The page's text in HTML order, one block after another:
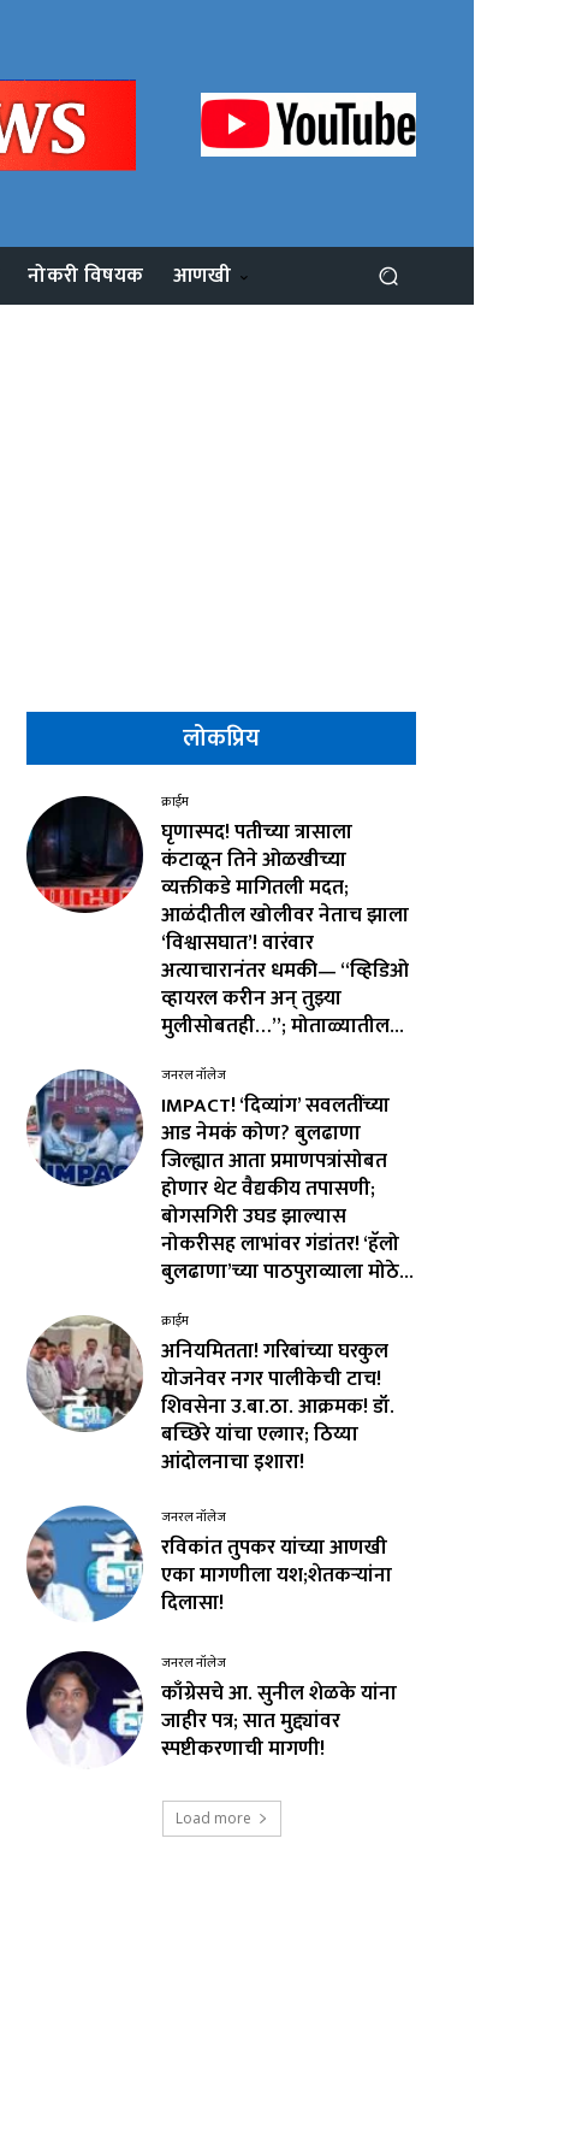
नोकरी विषयक आणखी
लोकप्रिय
क्राईम
घृणास्पद! पतीच्या त्रासाला
कंटाळून तिने ओळखीच्या
व्यक्तीकडे मागितली मदत;
आळंदीतील खोलीवर नेताच झाला
‘विश्वासघात’! वारंवार
अत्याचारानंतर धमकी— “व्हिडिओ
व्हायरल करीन अन् तुझ्या
मुलीसोबतही…”; मोताळ्यातील...
जनरल नॉलेज
IMPACT! ‘दिव्यांग’ सवलतींच्या
आड नेमकं कोण? बुलढाणा
जिल्ह्यात आता प्रमाणपत्रांसोबत
होणार थेट वैद्यकीय तपासणी;
बोगसगिरी उघड झाल्यास
नोकरीसह लाभांवर गंडांतर! ‘हॅलो
बुलढाणा’च्या पाठपुराव्याला मोठे...
क्राईम
अनियमितता! गरिबांच्या घरकुल
योजनेवर नगर पालीकेची टाच!
शिवसेना उ.बा.ठा. आक्रमक! डॉ.
बच्छिरे यांचा एल्गार; ठिय्या
आंदोलनाचा इशारा!
जनरल नॉलेज
रविकांत तुपकर यांच्या आणखी
एका मागणीला यश;शेतकऱ्यांना
दिलासा!
जनरल नॉलेज
काँग्रेसचे आ. सुनील शेळके यांना
जाहीर पत्र; सात मुद्द्यांवर
स्पष्टीकरणाची मागणी!
Load more